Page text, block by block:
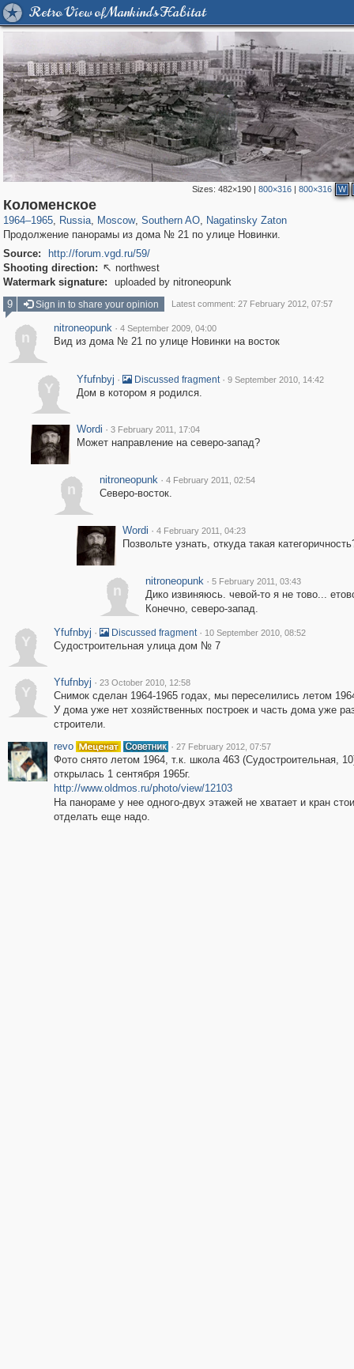
Retro View of Mankind's Habitat
Sizes: 482×190| 800×316| 800×316 W
Коломенское
1964–1965, Russia
1,406,710
, Moscow
319,864
, Southern AO, Nagatinsky Zaton
Продолжение панорамы из дома № 21 по улице Новинки.
Source:
http://forum.vgd.ru/59/
Shooting direction:  northwest
Watermark signature:
uploaded by nitroneopunk
9
Sign in to share your opinion Latest comment: 27 February 2012, 07:57
n
nitroneopunk · 4 September 2009, 04:00
Вид из дома № 21 по улице Новинки на восток
Y
Yfufnbyj · Discussed fragment · 9 September 2010, 14:42
Дом в котором я родился.
Wordi · 3 February 2011, 17:04
Может направление на северо-запад?
n
nitroneopunk · 4 February 2011, 02:54
Северо-восток.
Wordi · 4 February 2011, 04:23
Позвольте узнать, откуда такая
n
nitroneopunk · 5 February 2011, 03:43
Дико извиняюсь. чевой-то я не тово...
Конечно, северо-запад.
Y
Yfufnbyj · Discussed fragment · 10 September 2010, 08:52
Судостроительная улица дом № 7
Y
Yfufnbyj · 23 October 2010, 12:58
Снимок сделан 1964-1965 годах, мы переселились летом
У дома уже нет хозяйственных построек и часть дома уже
строители.
revo
· 27 February 2012, 07:57
Фото снято летом 1964, т.к. школа 463 (Судостроительная,
открылась 1 сентября 1965г.
http://www.oldmos.ru/photo/view/12103
На панораме у нее одного-двух этажей не хватает и кран
отделать еще надо.